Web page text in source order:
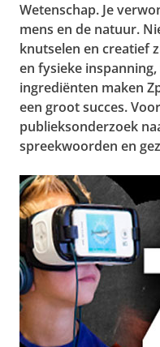
Wetenschap. Je
mens en de natuur.
knutselen en creatief
en fysieke
ingrediënten maken
een groot succes.
publieksonderzoek
spreekwoorden en